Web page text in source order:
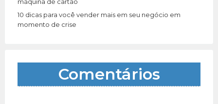
10 dicas para você vender mais em seu negócio em
momento de crise
Comentários